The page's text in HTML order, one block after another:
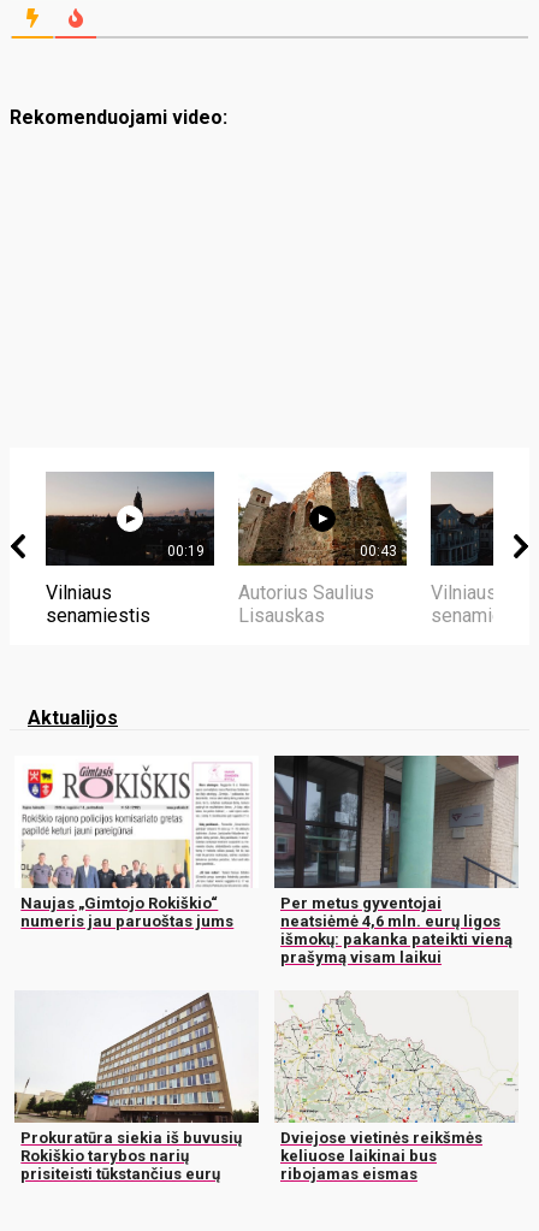
Rekomenduojami video:
00:19
Vilniaus
senamiestis
00:43
Autorius Saulius
Lisauskas
Vilniaus
senamiestis
Aktualijos
Naujas „Gimtojo Rokiškio“
numeris jau paruoštas jums
Per metus gyventojai
neatsiėmė 4,6 mln. eurų ligos
išmokų: pakanka pateikti vieną
prašymą visam laikui
Prokuratūra siekia iš buvusių
Rokiškio tarybos narių
prisiteisti tūkstančius eurų
Dviejose vietinės reikšmės
keliuose laikinai bus
ribojamas eismas